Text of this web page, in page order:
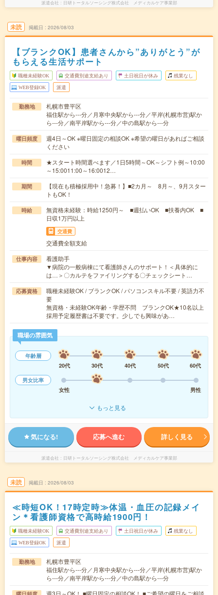
派遣会社 日研トータルソーシング株式会社 メディカルケア事業部
未読 掲載日 2026/08/03
【ブランクOK】患者さんから”ありがとう”が
もらえる生活サポート
職種未経験OK 交通費別途支給あり 土日祝日が休み 残業なし
WEB登録OK 派遣
勤務地
札幌市豊平区
福住駅から---分／月寒中央駅から---分／平岸(札幌市営)駅か
ら---分／南平岸駅から---分／中の島駅から---分
曜日頻度
週4日～OK ※曜日固定の相談OK ※希望の曜日があればご相談
ください
時間
★スタート時間選べます／1日5時間～OK～シフト例～10:00
～15:0011:00～16:0012…
期間
【現在も積極採用中！急募！】■2カ月～ 8月～、9月スター
トもOK！
時給
無資格未経験：時給1250円～ ■週払いOK ■扶養内OK ■
日収1万円以上
交通費
交通費全額支給
仕事内容
看護助手
▼病院の一般病棟にて看護師さんのサポート！＜具体的に
は…＞〇カルテをファイリングする〇チェックシート…
応募資格
職種未経験OK / ブランクOK / パソコンスキル不要 / 英語力不
要
無資格・未経験OK年齢・学歴不問 ブランクOK★10名以上
採用予定履歴書は不要です。少しでも興味があ…
職場の雰囲気
年齢層
20代
30代 40代 50代
60代
男女比率
女性
男性
もっと見る
気になる! 応募へ進む 詳しく見る
派遣会社 日研トータルソーシング株式会社 メディカルケア事業部
未読 掲載日 2026/08/03
≪時短OK！17時定時≫体温・血圧の記録メイ
ン＊看護師資格で高時給1900円！
職種未経験OK 交通費別途支給あり 土日祝日が休み 残業なし
WEB登録OK 派遣
勤務地
札幌市豊平区
福住駅から---分／月寒中央駅から---分／平岸(札幌市営)駅か
ら---分／南平岸駅から---分／中の島駅から---分
週3日～OK！ ■曜日固定の相談OK！ ■ご希望の曜日をご相談